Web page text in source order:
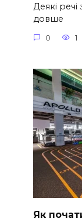
Деякі речі
довше
0 1
Як